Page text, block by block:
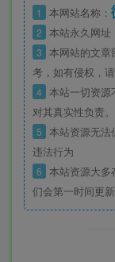
1 本网站名称：
2 本站永久网址
3 本网站的文章
考，如有侵权，
4 本站一切资源
对其真实性负责。
5 本站资源无法
违法行为
6 本站资源大多
们会第一时间更新